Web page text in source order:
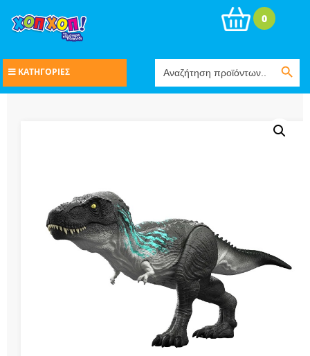
for:
Search Button
0
ΚΑΤΗΓΟΡΙΕΣ